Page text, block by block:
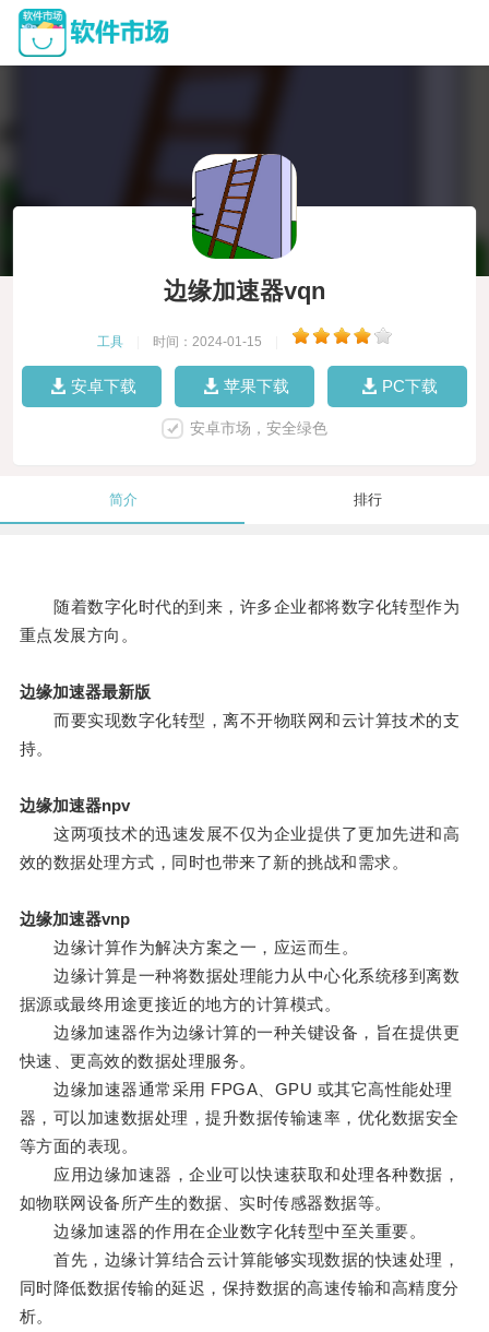
边缘加速器vqn
工具 时间：2024-01-15
安卓下载 苹果下载 PC下载
安卓市场，安全绿色
简介 排行
随着数字化时代的到来，许多企业都将数字化转型作为
重点发展方向。
边缘加速器最新版
而要实现数字化转型，离不开物联网和云计算技术的支
持。
边缘加速器npv
这两项技术的迅速发展不仅为企业提供了更加先进和高
效的数据处理方式，同时也带来了新的挑战和需求。
边缘加速器vnp
边缘计算作为解决方案之一，应运而生。
边缘计算是一种将数据处理能力从中心化系统移到离数
据源或最终用途更接近的地方的计算模式。
边缘加速器作为边缘计算的一种关键设备，旨在提供更
快速、更高效的数据处理服务。
边缘加速器通常采用 FPGA、GPU 或其它高性能处理
器，可以加速数据处理，提升数据传输速率，优化数据安全
等方面的表现。
应用边缘加速器，企业可以快速获取和处理各种数据，
如物联网设备所产生的数据、实时传感器数据等。
边缘加速器的作用在企业数字化转型中至关重要。
首先，边缘计算结合云计算能够实现数据的快速处理，
同时降低数据传输的延迟，保持数据的高速传输和高精度分
析。